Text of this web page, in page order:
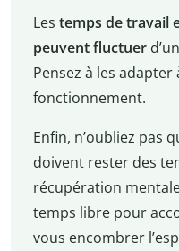
Les temps de travail
peuvent fluctuer
Pensez à les
fonctionnement.
Enfin, n’oubliez pas
doivent rester des
récupération
temps libre pour
vous encombrer